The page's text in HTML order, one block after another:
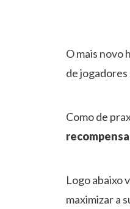
O mais novo
de
Como de
Logo abaixo
maximizar a